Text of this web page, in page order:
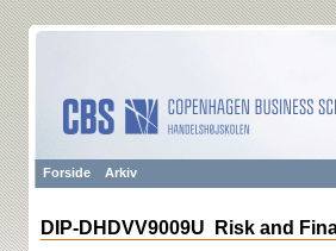
Forside Arkiv
DIP-DHDVV9009U Risk and